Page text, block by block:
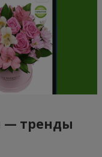
— тренды